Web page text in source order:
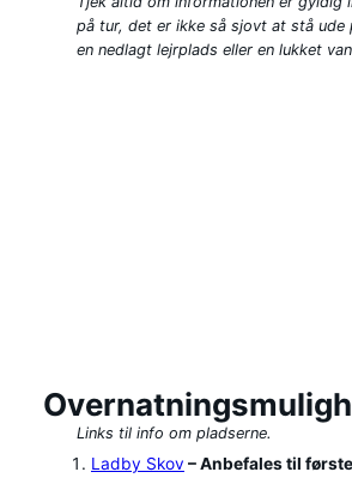
på tur, det er ikke så sjovt at stå ude
en nedlagt lejrplads eller en lukket
Links til info om pladserne.
Ladby Skov – Anbefales til